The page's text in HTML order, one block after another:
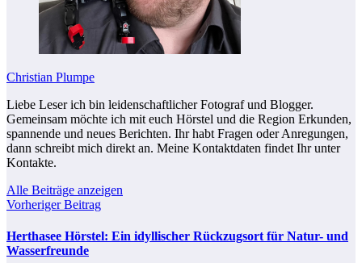
Christian Plumpe
Liebe Leser ich bin leidenschaftlicher Fotograf und Blogger.
Gemeinsam möchte ich mit euch Hörstel und die Region Erkunden,
spannende und neues Berichten. Ihr habt Fragen oder Anregungen,
dann schreibt mich direkt an. Meine Kontaktdaten findet Ihr unter
Kontakte.
Alle Beiträge anzeigen
Vorheriger Beitrag
Herthasee Hörstel: Ein idyllischer Rückzugsort für Natur- und
Wasserfreunde